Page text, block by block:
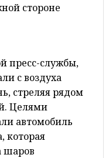
стороне
пресс-службы,
с воздуха
стреляя рядом
Целями
автомобиль
которая
шаров